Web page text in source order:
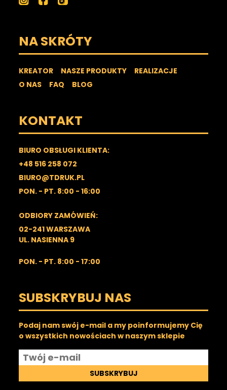
NA SKRÓTY
KREATOR NASZE PRODUKTY
REALIZACJE
O NAS
FAQ BLOG
KONTAKT
BIURO OBSŁUGI KLIENTA:
+48 516 258 072
BIURO@TDRUK.PL
PON. - PT. 8:00 - 16:00
ODBIORY ZAMÓWIEŃ:
02-241 WARSZAWA
UL. NASIENNA 9
PON. - PT. 8:00 - 17:00
SUBSKRYBUJ NAS
Podaj nam swój e-mail a my poinformujemy Cię
o wszystkich nowościach w naszym sklepie
SUBSKRYBUJ